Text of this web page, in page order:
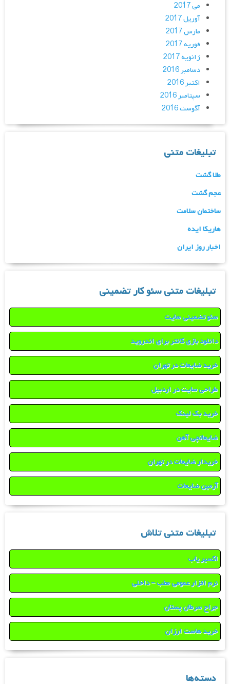
می 2017
آوریل 2017
مارس 2017
فوریه 2017
ژانویه 2017
دسامبر 2016
اکتبر 2016
سپتامبر 2016
آگوست 2016
تبلیغات متنی
طلا گشت
عجم گشت
ساختمان سلامت
هاریکا ایده
اخبار روز ایران
تبلیغات متنی سئو کار تضمینی
سئو تضمینی سایت
دانلود بازی کانتر برای اندروید
خرید ضایعات در تهران
طراحی سایت در اردبیل
خرید بک لینک
ضایعاتچی آهن
خریدار ضایعات در تهران
آرمین ضایعات
تبلیغات متنی تلاش
اکسیر یاب
نرم افزار عمومی مطب – داخلی
جراح سرطان پستان
خرید هاست ارزان
دسته‌ها